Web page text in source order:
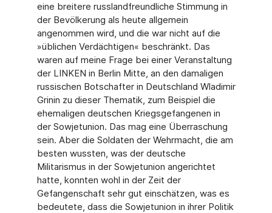
eine breitere russlandfreundliche Stimmung in
der Bevölkerung als heute allgemein
angenommen wird, und die war nicht auf die
»üblichen Verdächtigen« beschränkt. Das
waren auf meine Frage bei einer Veranstaltung
der LINKEN in Berlin Mitte, an den damaligen
russischen Botschafter in Deutschland Wladimir
Grinin zu dieser Thematik, zum Beispiel die
ehemaligen deutschen Kriegsgefangenen in
der Sowjetunion. Das mag eine Überraschung
sein. Aber die Soldaten der Wehrmacht, die am
besten wussten, was der deutsche
Militarismus in der Sowjetunion angerichtet
hatte, konnten wohl in der Zeit der
Gefangenschaft sehr gut einschätzen, was es
bedeutete, dass die Sowjetunion in ihrer Politik